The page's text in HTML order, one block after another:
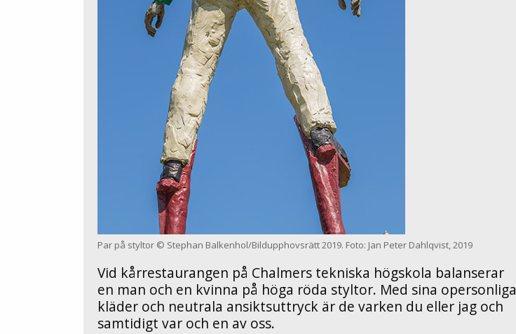
Par på styltor © Stephan Balkenhol/Bildupphovsrätt 2019. Foto: Jan Peter Dahlqvist, 2019
Vid kårrestaurangen på Chalmers tekniska högskola balanserar
en man och en kvinna på höga röda styltor. Med sina opersonliga
kläder och neutrala ansiktsuttryck är de varken du eller jag och
samtidigt var och en av oss.